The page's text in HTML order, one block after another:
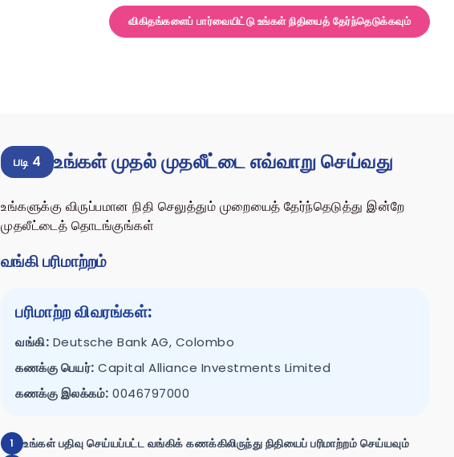
விகிதங்களைப் பார்வையிட்டு உங்கள் நிதியைத் தேர்ந்தெடுக்கவும்
படி 4 உங்கள் முதல் முதலீட்டை எவ்வாறு செய்வது
உங்களுக்கு விருப்பமான நிதி செலுத்தும் முறையைத் தேர்ந்தெடுத்து இன்றே
முதலீட்டைத் தொடங்குங்கள்
வங்கி பரிமாற்றம்
பரிமாற்ற விவரங்கள்:
வங்கி: Deutsche Bank AG, Colombo
கணக்கு பெயர்: Capital Alliance Investments Limited
கணக்கு இலக்கம்: 0046797000
1 உங்கள் பதிவு செய்யப்பட்ட வங்கிக் கணக்கிலிருந்து நிதியைப் பரிமாற்றம் செய்யவும்